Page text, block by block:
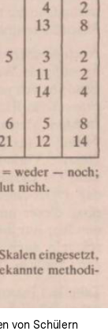
von Schülern